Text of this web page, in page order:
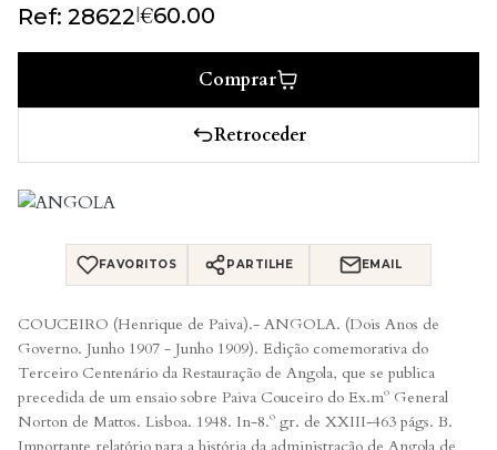
Ref: 28622|€60.00
Comprar
Retroceder
FAVORITOS PARTILHE EMAIL
COUCEIRO (Henrique de Paiva).- ANGOLA. (Dois Anos de
Governo. Junho 1907 - Junho 1909). Edição comemorativa do
Terceiro Centenário da Restauração de Angola, que se publica
precedida de um ensaio sobre Paiva Couceiro do Ex.mº General
Norton de Mattos. Lisboa. 1948. In-8.º gr. de XXIII-463 págs. B.